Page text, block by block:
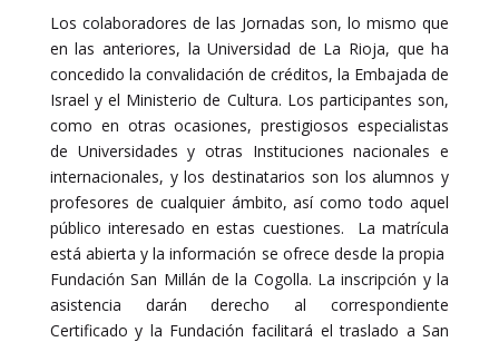
Los colaboradores de las Jornadas son, lo mismo que
en las anteriores, la Universidad de La Rioja, que ha
concedido la convalidación de créditos, la Embajada de
Israel y el Ministerio de Cultura. Los participantes son,
como en otras ocasiones, prestigiosos especialistas
de Universidades y otras Instituciones nacionales e
internacionales, y los destinatarios son los alumnos y
profesores de cualquier ámbito, así como todo aquel
público interesado en estas cuestiones. La matrícula
está abierta y la información se ofrece desde la propia
Fundación San Millán de la Cogolla. La inscripción y la
asistencia darán derecho al correspondiente
Certificado y la Fundación facilitará el traslado a San